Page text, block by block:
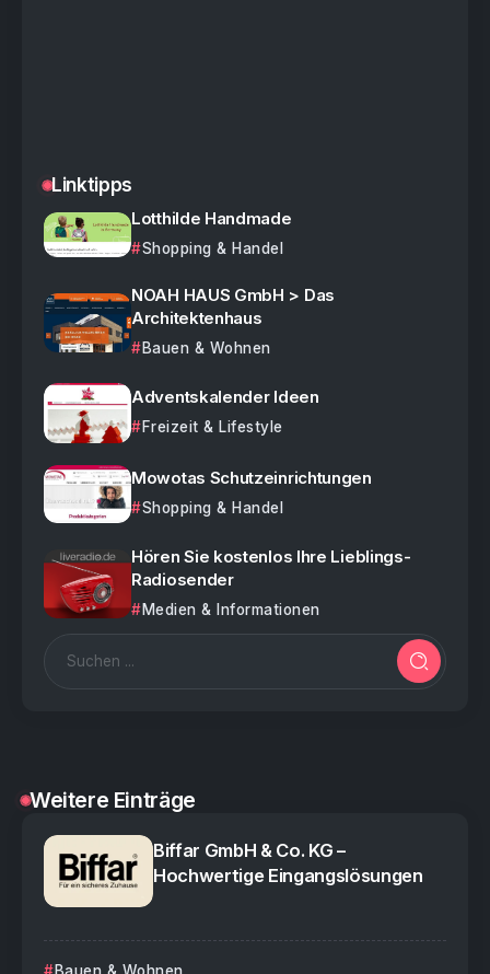
Linktipps
Lotthilde Handmade
Shopping & Handel
NOAH HAUS GmbH > Das
Architektenhaus
Bauen & Wohnen
Adventskalender Ideen
Freizeit & Lifestyle
Mowotas Schutzeinrichtungen
Shopping & Handel
Hören Sie kostenlos Ihre Lieblings-
Radiosender
Medien & Informationen
Weitere Einträge
Biffar GmbH & Co. KG –
Hochwertige Eingangslösungen